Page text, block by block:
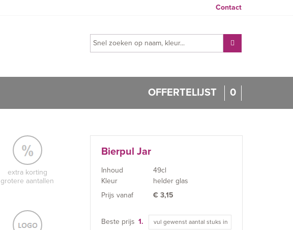
Contact
OFFERTELIJST 0
extra korting
grotere aantallen
Bierpul Jar
Inhoud
49cl
Kleur
helder glas
Prijs vanaf
€ 3,15
Beste prijs 1.